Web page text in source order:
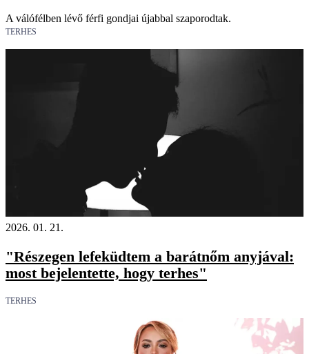
A válófélben lévő férfi gondjai újabbal szaporodtak.
TERHES
2026. 01. 21.
"Részegen lefeküdtem a barátnőm anyjával:
most bejelentette, hogy terhes"
TERHES